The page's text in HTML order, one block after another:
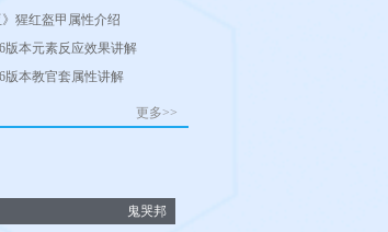
》猩红盔甲属性介绍
版本元素反应效果讲解
版本教官套属性讲解
更多>>
鬼哭邦